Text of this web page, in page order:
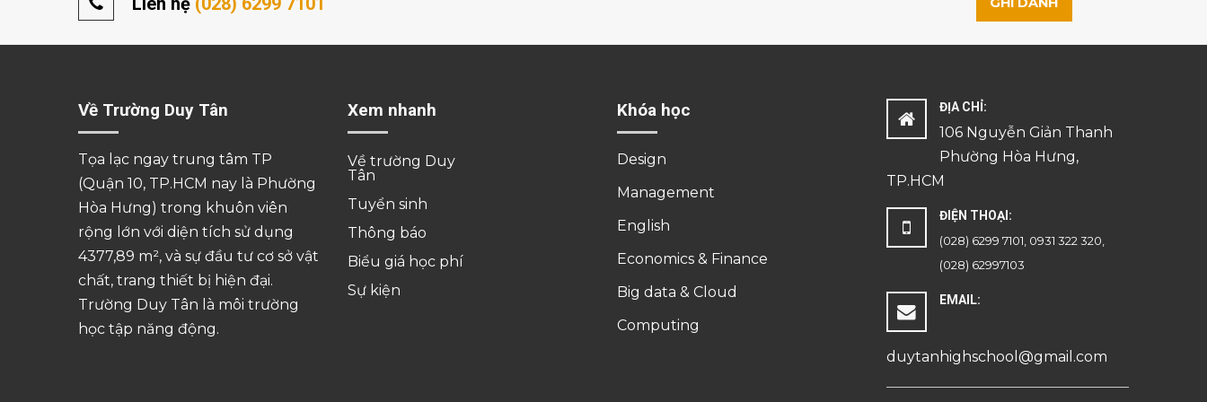
Về Trường Duy Tân
Tọa lạc ngay trung tâm TP
(Quận 10, TP.HCM nay là Phường
Hòa Hưng) trong khuôn viên
rộng lớn với diện tích sử dụng
4377,89 m², và sự đầu tư cơ sở vật
chất, trang thiết bị hiện đại.
Trường Duy Tân là môi trường
học tập năng động.
Xem nhanh
Về trường Duy
Tân
Tuyển sinh
Thông báo
Biểu giá học phí
Sự kiện
Khóa học
Design
Management
English
Economics & Finance
Big data & Cloud
Computing
ĐỊA CHỈ:
106 Nguyễn Giản Thanh
Phường Hòa Hưng,
TP.HCM
ĐIỆN THOẠI:
(028) 6299 7101, 0931 322 320,
(028) 62997103
EMAIL:
duytanhighschool@gmail.com